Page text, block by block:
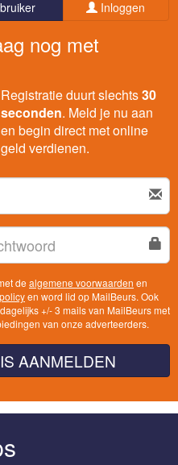
Inloggen
nog met
Registratie duurt slechts30
seconden. Meld je nu aan
en begin direct met online
geld verdienen.
de algemene voorwaarden en
+/- 3 mails van MailBeurs met
van onze adverteerders.
AANMELDEN